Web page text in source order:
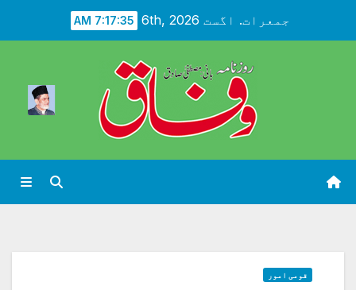
جمعرات. اگست 6th, 2026 7:17:37 AM
قومی امور